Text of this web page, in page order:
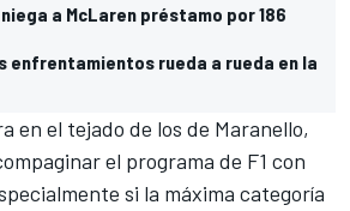
a McLaren préstamo por 186
enfrentamientos rueda a rueda en la
en el tejado de los de Maranello,
el programa de F1 con
si la máxima categoría